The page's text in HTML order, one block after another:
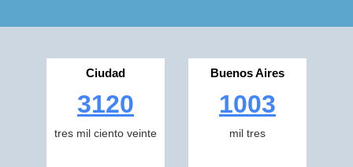
Ciudad
3120
tres mil ciento veinte
Buenos Aires
1003
mil tres